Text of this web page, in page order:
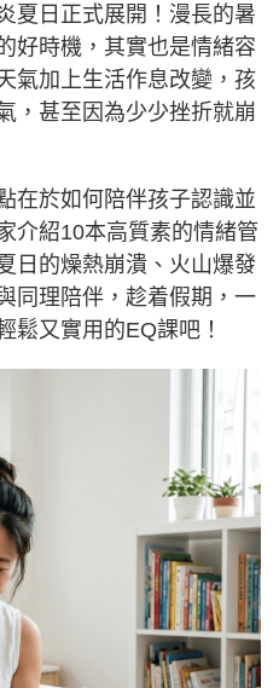
夏日正式展開！漫長的暑
好時機，其實也是情緒容
氣加上生活作息改變，孩
，甚至因為少少挫折就崩
在於如何陪伴孩子認識並
介紹10本高質素的情緒管
日的燥熱崩潰、火山爆發
同理陪伴，趁着假期，一
鬆又實用的EQ課吧！